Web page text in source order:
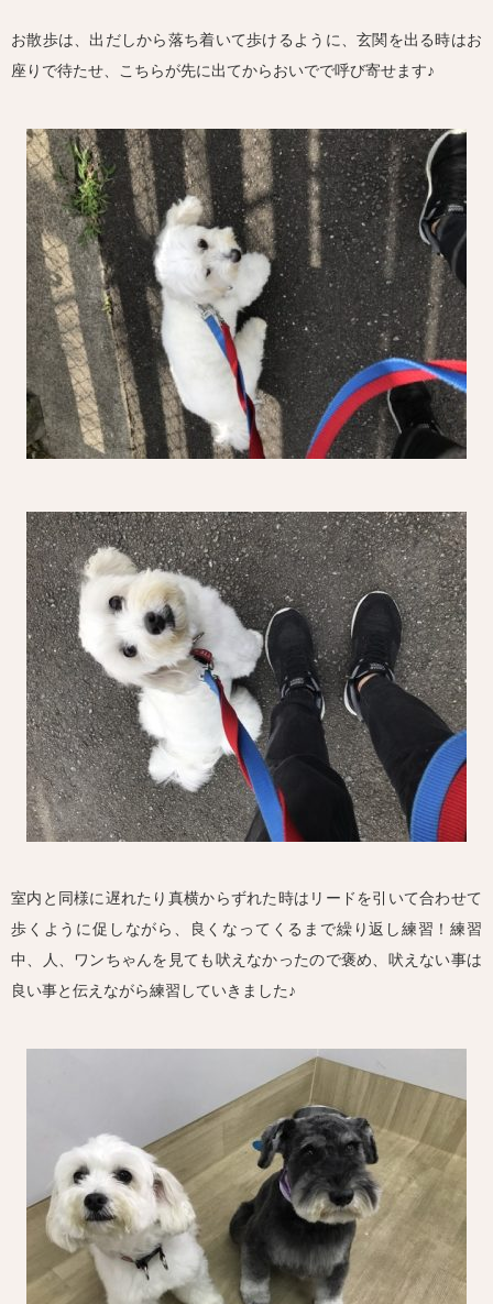
お散歩は、出だしから落ち着いて歩けるように、玄関を出る時はお
座りで待たせ、こちらが先に出てからおいでで呼び寄せます♪
室内と同様に遅れたり真横からずれた時はリードを引いて合わせて
歩くように促しながら、良くなってくるまで繰り返し練習！練習
中、人、ワンちゃんを見ても吠えなかったので褒め、吠えない事は
良い事と伝えながら練習していきました♪